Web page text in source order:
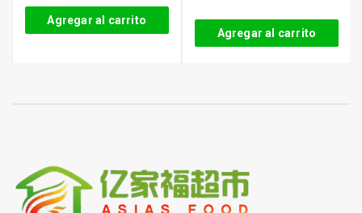
Agregar al carrito
Agregar al carrito